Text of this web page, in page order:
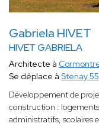
Gabriela HIVET
HIVET GABRIELA
Architecte à
Se déplace à Stenay
Développement de
construction :
administratifs, scolaires